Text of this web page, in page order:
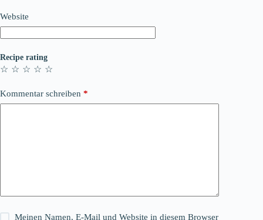
Website
Recipe rating
☆
☆
☆
☆
☆
Kommentar schreiben *
Meinen Namen, E-Mail und Website in diesem Browser